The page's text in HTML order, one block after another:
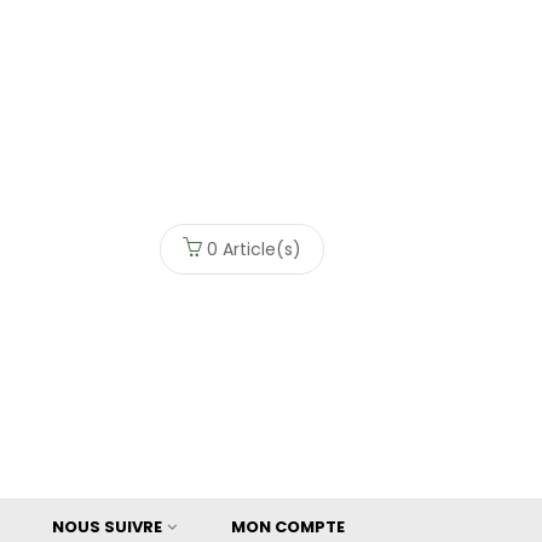
0 Article(s)
NOUS SUIVRE MON COMPTE